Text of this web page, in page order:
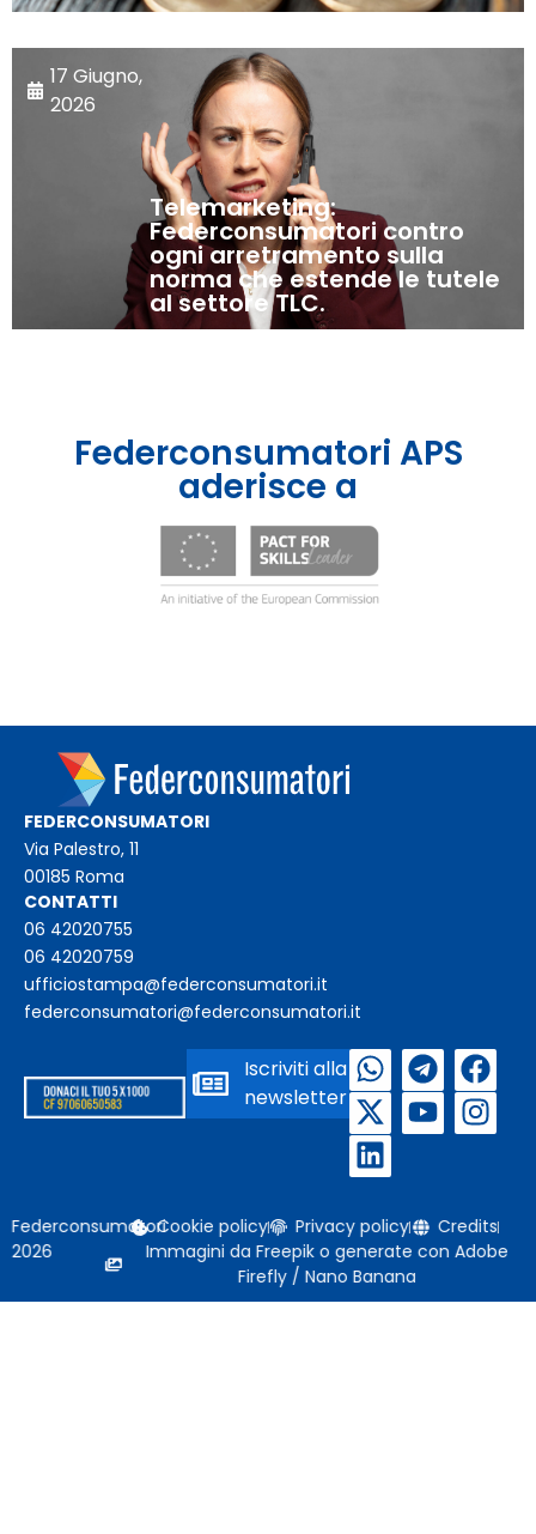
17 Giugno,
2026
Telemarketing:
Federconsumatori contro
ogni arretramento sulla
norma che estende le tutele
al settore TLC.
Federconsumatori APS
aderisce a
FEDERCONSUMATORI
Via Palestro, 11
00185 Roma
CONTATTI
06 42020755
06 42020759
ufficiostampa@federconsumatori.it
federconsumatori@federconsumatori.it
Iscriviti alla
newsletter
Federconsumatori
2026
Cookie policy Privacy policy
Credits
Immagini da Freepik o generate con Adobe
Firefly / Nano Banana